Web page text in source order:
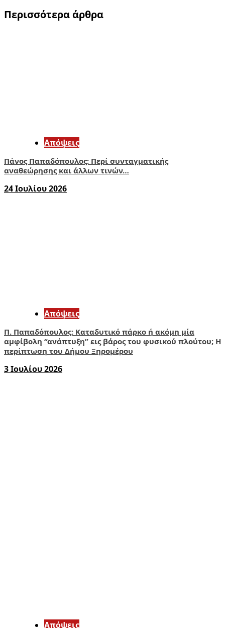
Περισσότερα άρθρα
Απόψεις
Πάνος Παπαδόπουλος: Περί συνταγματικής
αναθεώρησης και άλλων τινών…
24 Ιουλίου 2026
Απόψεις
Π. Παπαδόπουλος: Καταδυτικό πάρκο ή ακόμη μία
αμφίβολη “ανάπτυξη” εις βάρος του φυσικού πλούτου; Η
περίπτωση του Δήμου Ξηρομέρου
3 Ιουλίου 2026
Απόψεις